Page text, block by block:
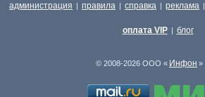
администрация | правила | справка | реклама |
оплата VIP | блог
© 2008-2026 ООО « Инфон »